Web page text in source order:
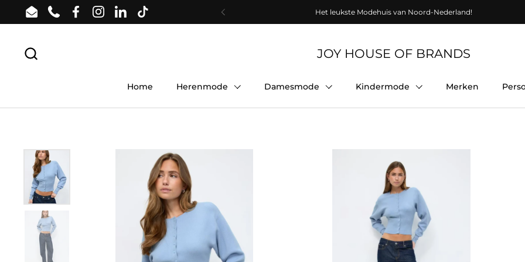
Ga naar content
EmailPhoneFacebookInstagram
LinkedInTikTok Vorige Het leukste Modehuis van Noord-Nederland!
JOY HOUSE OF BRANDS
Home Herenmode Damesmode Kindermode Merken